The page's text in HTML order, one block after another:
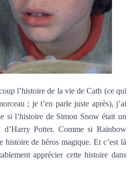
l’histoire de la vie de Cath (ce qui
; je t’en parle juste après), j’ai
si l’histoire de Simon Snow était un
d’Harry Potter. Comme si Rainbow
de héros magique. Et c’est là
apprécier cette histoire dans